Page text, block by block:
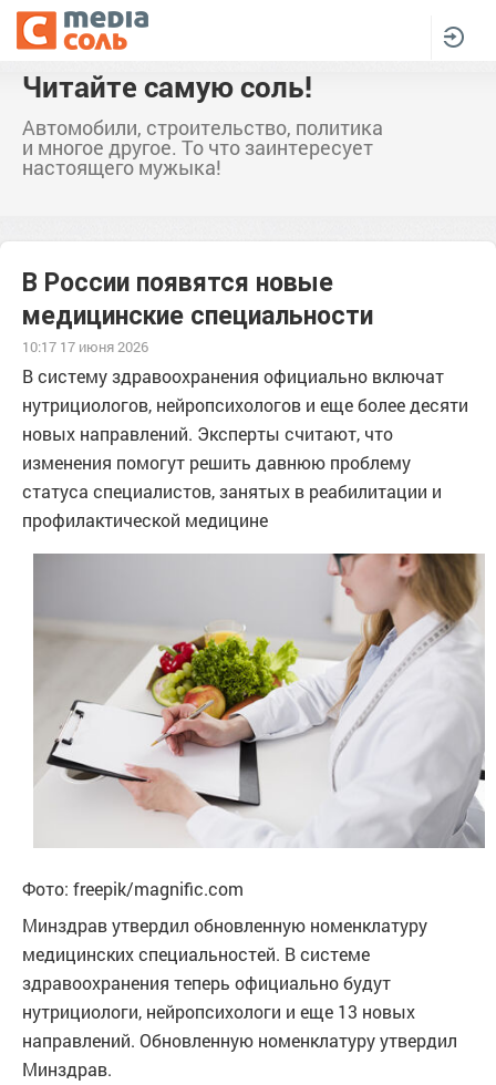
Читайте самую соль!
Автомобили, строительство, политика
и многое другое. То что заинтересует
настоящего мужыка!
В России появятся новые
медицинские специальности
10:17 17 июня 2026
В систему здравоохранения официально включат
нутрициологов, нейропсихологов и еще более десяти
новых направлений. Эксперты считают, что
изменения помогут решить давнюю проблему
статуса специалистов, занятых в реабилитации и
профилактической медицине
Фото: freepik/magnific.com
Минздрав утвердил обновленную номенклатуру
медицинских специальностей. В системе
здравоохранения теперь официально будут
нутрициологи, нейропсихологи и еще 13 новых
направлений. Обновленную номенклатуру утвердил
Минздрав.